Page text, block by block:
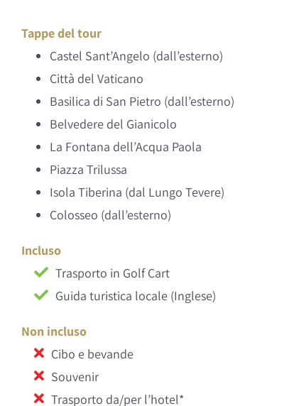
Tappe del tour
Castel Sant’Angelo (dall’esterno)
Città del Vaticano
Basilica di San Pietro (dall’esterno)
Belvedere del Gianicolo
La Fontana dell’Acqua Paola
Piazza Trilussa
Isola Tiberina (dal Lungo Tevere)
Colosseo (dall’esterno)
Incluso
Trasporto in Golf Cart
Guida turistica locale (Inglese)
Non incluso
Cibo e bevande
Souvenir
Trasporto da/per l’hotel*